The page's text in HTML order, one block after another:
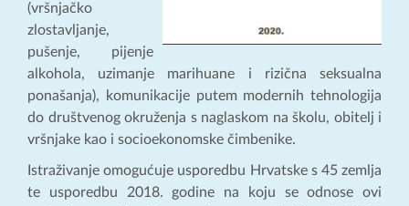
(vršnjačko
zlostavljanje,
pušenje, pijenje
alkohola, uzimanje marihuane i rizična seksualna
ponašanja), komunikacije putem modernih tehnologija
do društvenog okruženja s naglaskom na školu, obitelj i
vršnjake kao i socioekonomske čimbenike.
Istraživanje omogućuje usporedbu Hrvatske s 45 zemlja
te usporedbu 2018. godine na koju se odnose ovi